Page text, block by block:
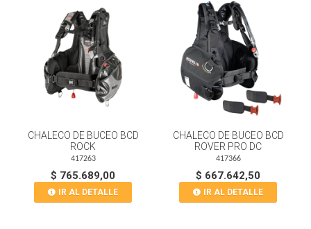
CHALECO DE BUCEO BCD
ROCK
417263
$ 765.689,00
IR AL DETALLE
CHALECO DE BUCEO BCD
ROVER PRO DC
417366
$ 667.642,50
IR AL DETALLE